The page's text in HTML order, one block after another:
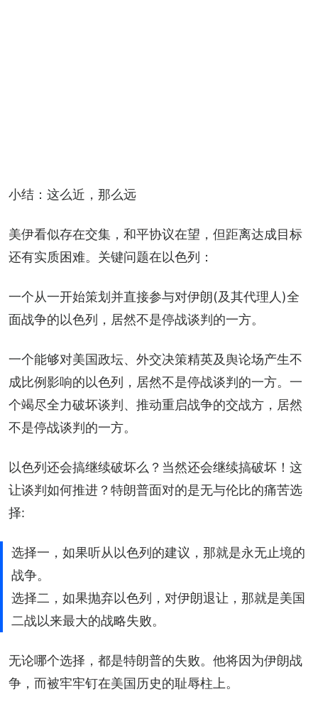
小结：这么近，那么远
美伊看似存在交集，和平协议在望，但距离达成目标
还有实质困难。关键问题在以色列：
一个从一开始策划并直接参与对伊朗(及其代理人)全
面战争的以色列，居然不是停战谈判的一方。
一个能够对美国政坛、外交决策精英及舆论场产生不
成比例影响的以色列，居然不是停战谈判的一方。一
个竭尽全力破坏谈判、推动重启战争的交战方，居然
不是停战谈判的一方。
以色列还会搞继续破坏么？当然还会继续搞破坏！这
让谈判如何推进？特朗普面对的是无与伦比的痛苦选
择:
选择一，如果听从以色列的建议，那就是永无止境的
战争。
选择二，如果抛弃以色列，对伊朗退让，那就是美国
二战以来最大的战略失败。
无论哪个选择，都是特朗普的失败。他将因为伊朗战
争，而被牢牢钉在美国历史的耻辱柱上。